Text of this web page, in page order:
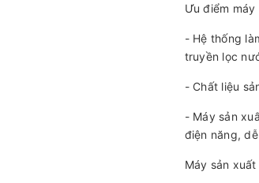
Ưu điểm
- Hệ thống
truyền lọc
- Chất liệu
- Máy sản
điện năng,
Máy sản